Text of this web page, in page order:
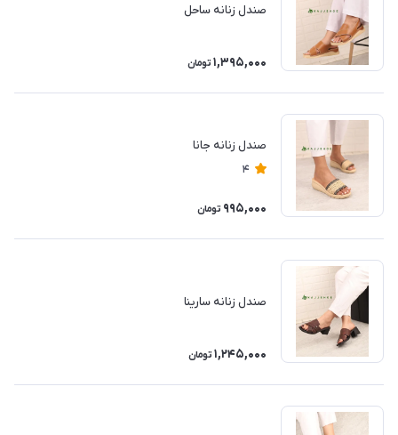
صندل زنانه ساحل
1,395,000 تومان
صندل زنانه جانا
4
995,000 تومان
صندل زنانه سارینا
1,245,000 تومان